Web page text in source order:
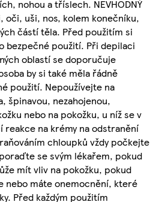
nohou a tříslech. NEVHODNÝ
oči, uši, nos, kolem konečníku,
částí těla. Před použitím si
bezpečné použití. Při depilaci
oblastí se doporučuje
by si také měla řádně
použití. Nepoužívejte na
špinavou, nezahojenou,
nebo na pokožku, u níž se v
reakce na krémy na odstranění
chloupků vždy počkejte
se svým lékařem, pokud
mít vliv na pokožku, pokud
nebo máte onemocnění, které
Před každým použitím